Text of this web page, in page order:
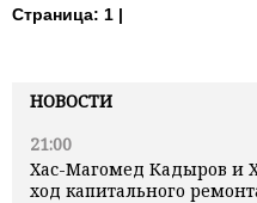
НОВОСТИ
21:00
Хас-Магомед Кадыров и
ход капитального
Страница: 1 |